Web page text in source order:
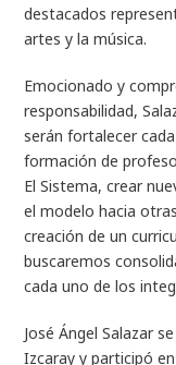
destacados
artes y la música.
Emocionado y
responsabilidad,
serán fortalecer
formación de
El Sistema, crear
el modelo hacia
creación de un
buscaremos
cada uno de los
José Ángel Salazar
Izcaray y participó